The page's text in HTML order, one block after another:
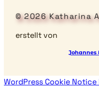
© 2026 Katharina
erstellt von
Johannes
WordPress Cookie